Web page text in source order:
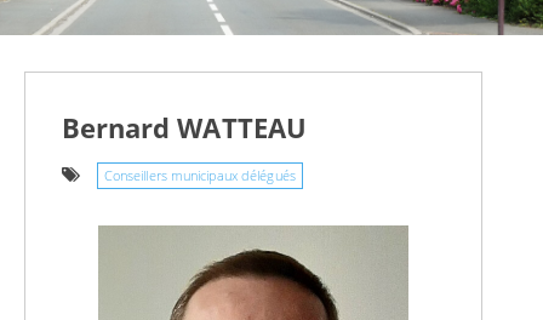
Bernard WATTEAU
Conseillers municipaux délégués